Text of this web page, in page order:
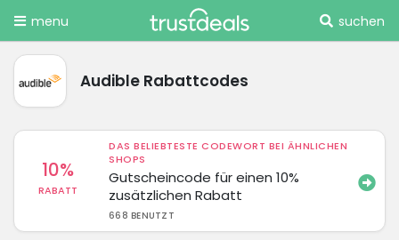
menu suchen
Audible Rabattcodes
10%
RABATT
DAS BELIEBTESTE CODEWORT BEI ÄHNLICHEN
SHOPS
Gutscheincode für einen 10%
zusätzlichen Rabatt
668 BENUTZT